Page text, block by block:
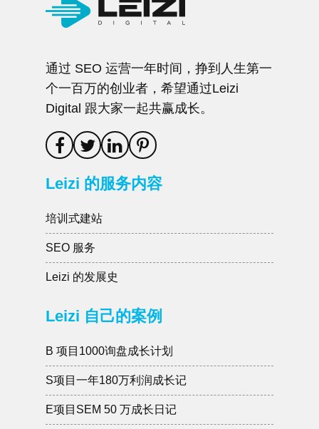
通过 SEO 运营一年时间，挣到人生第一
个一百万的创业者，希望通过Leizi
Digital 跟大家一起共赢成长。
Leizi 的服务内容
培训式建站
SEO 服务
Leizi 的发展史
Leizi 自己的案例
B 项目1000询盘成长计划
S项目一年180万利润成长记
E项目SEM 50 万成长日记